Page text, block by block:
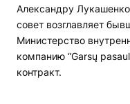
Александру
совет возглавляет
Министерство
компанию “Garsų
контракт.